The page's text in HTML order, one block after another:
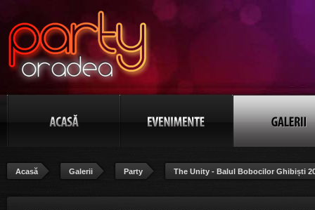
Acasă Galerii Party The Unity - Balul Bobocilor Ghibiști